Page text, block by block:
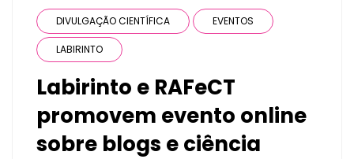
DIVULGAÇÃO CIENTÍFICA EVENTOS
LABIRINTO
Labirinto e RAFeCT
promovem evento online
sobre blogs e ciência